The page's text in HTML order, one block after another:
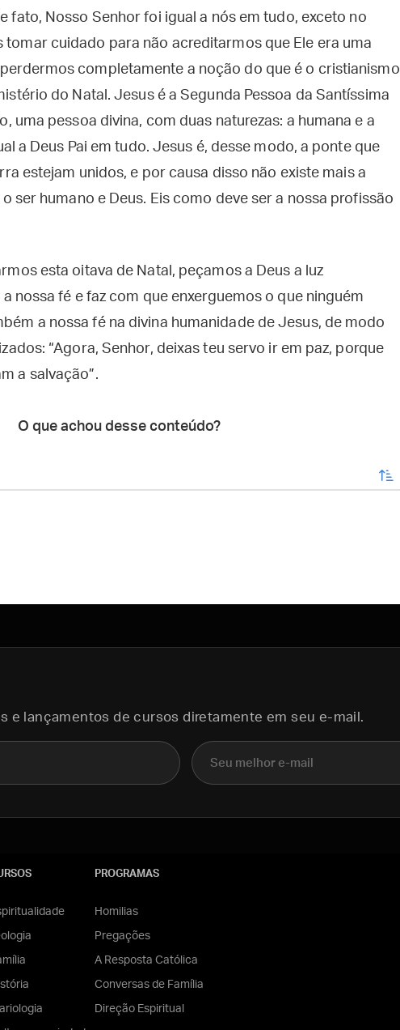
fato, Nosso Senhor foi igual a nós em tudo, exceto no
tomar cuidado para não acreditarmos que Ele era uma
completamente a noção do que é o cristianismo
do Natal. Jesus é a Segunda Pessoa da Santíssima
uma pessoa divina, com duas naturezas: a humana e a
a Deus Pai em tudo. Jesus é, desse modo, a ponte que
estejam unidos, e por causa disso não existe mais a
ser humano e Deus. Eis como deve ser a nossa profissão
esta oitava de Natal, peçamos a Deus a luz
nossa fé e faz com que enxerguemos o que ninguém
a nossa fé na divina humanidade de Jesus, de modo
“Agora, Senhor, deixas teu servo ir em paz, porque
a salvação”.
O que achou desse conteúdo?
enviar
e lançamentos de cursos diretamente em seu e-mail.
E-mail
PROGRAMAS
Homilias
Pregações
A Resposta Católica
Conversas de Família
Direção Espiritual